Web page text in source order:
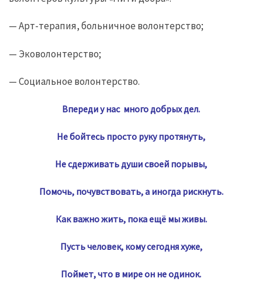
— Арт-терапия, больничное волонтерство;
— Эковолонтерство;
— Социальное волонтерство.
Впереди у нас много добрых дел.
Не бойтесь просто руку протянуть,
Не сдерживать души своей порывы,
Помочь, почувствовать, а иногда рискнуть.
Как важно жить, пока ещё мы живы.
Пусть человек, кому сегодня хуже,
Поймет, что в мире он не одинок.